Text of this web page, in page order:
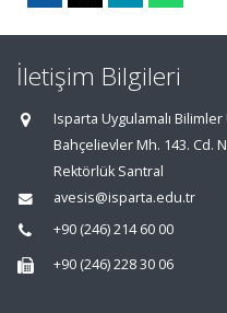
İletişim Bilgileri
Isparta Uygulamalı
Bahçelievler Mh. 143. Cd.
Rektörlük Santral
avesis@isparta.edu.tr
+90 (246) 214 60 00
+90 (246) 228 30 06